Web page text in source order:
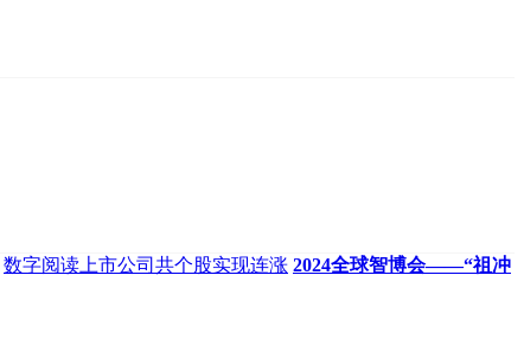
数字阅读上市公司共个股实现连涨 2024全球智博会——“祖冲